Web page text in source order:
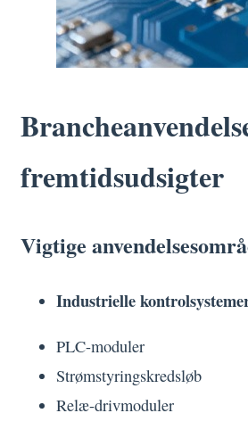
fremtidsudsigter
Vigtige
Industrielle
PLC-moduler
Strømstyringskredsløb
Relæ-drivmoduler